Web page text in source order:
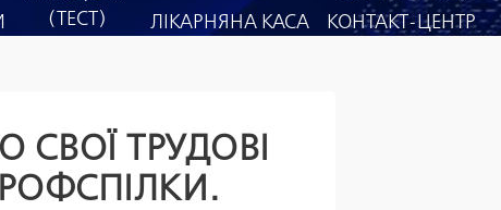
(ТЕСТ)
ЛІКАРНЯНА КАСА КОНТАКТ-ЦЕНТР
ТРУДОВІ